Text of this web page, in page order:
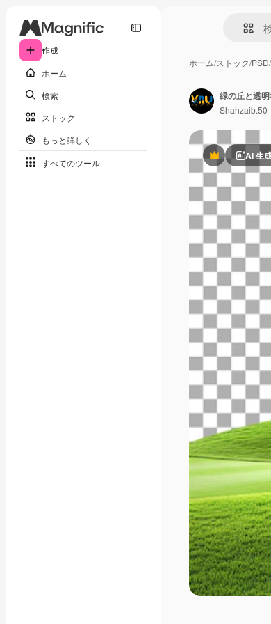
作成
ホーム
検索
ストック
もっと詳しく
すべてのツール
ホーム/ストック/PSD/
PremiumAI 生
緑の丘と透
Shahzaib.50